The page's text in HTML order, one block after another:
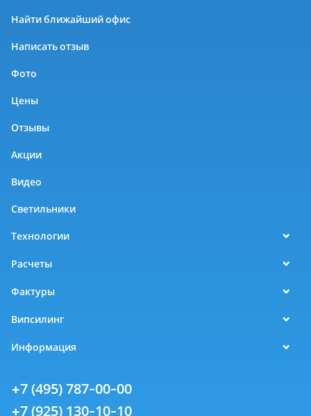
Найти ближайший офис
Написать отзыв
Фото
Цены
Отзывы
Акции
Видео
Светильники
Технологии
Расчеты
Фактуры
Випсилинг
Информация
+7 (495) 787-00-00
+7 (925) 130-10-10